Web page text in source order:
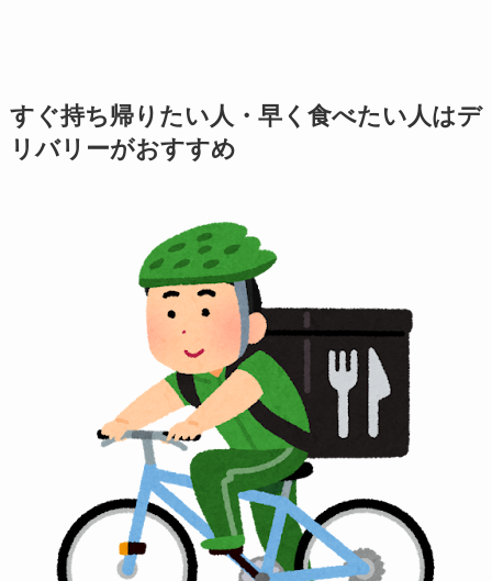
すぐ持ち帰りたい人・早く食べたい人はデ
リバリーがおすすめ